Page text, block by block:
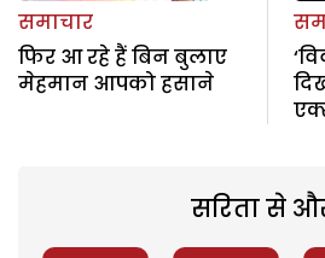
समाचार
फिर आ रहे हैं बिन बुलाए
मेहमान आपको हसाने
सरिता से